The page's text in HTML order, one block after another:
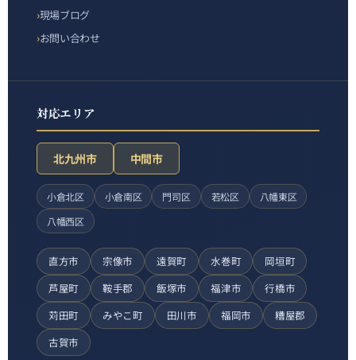
現場ブログ
お問い合わせ
対応エリア
北九州市 中間市
小倉北区 小倉南区 門司区 若松区
八幡東区
八幡西区
直方市 宗像市 遠賀町 水巻町
岡垣町
芦屋町
鞍手郡 飯塚市 福津市
行橋市
苅田町
みやこ町 田川市 福岡市
糟屋郡
古賀市